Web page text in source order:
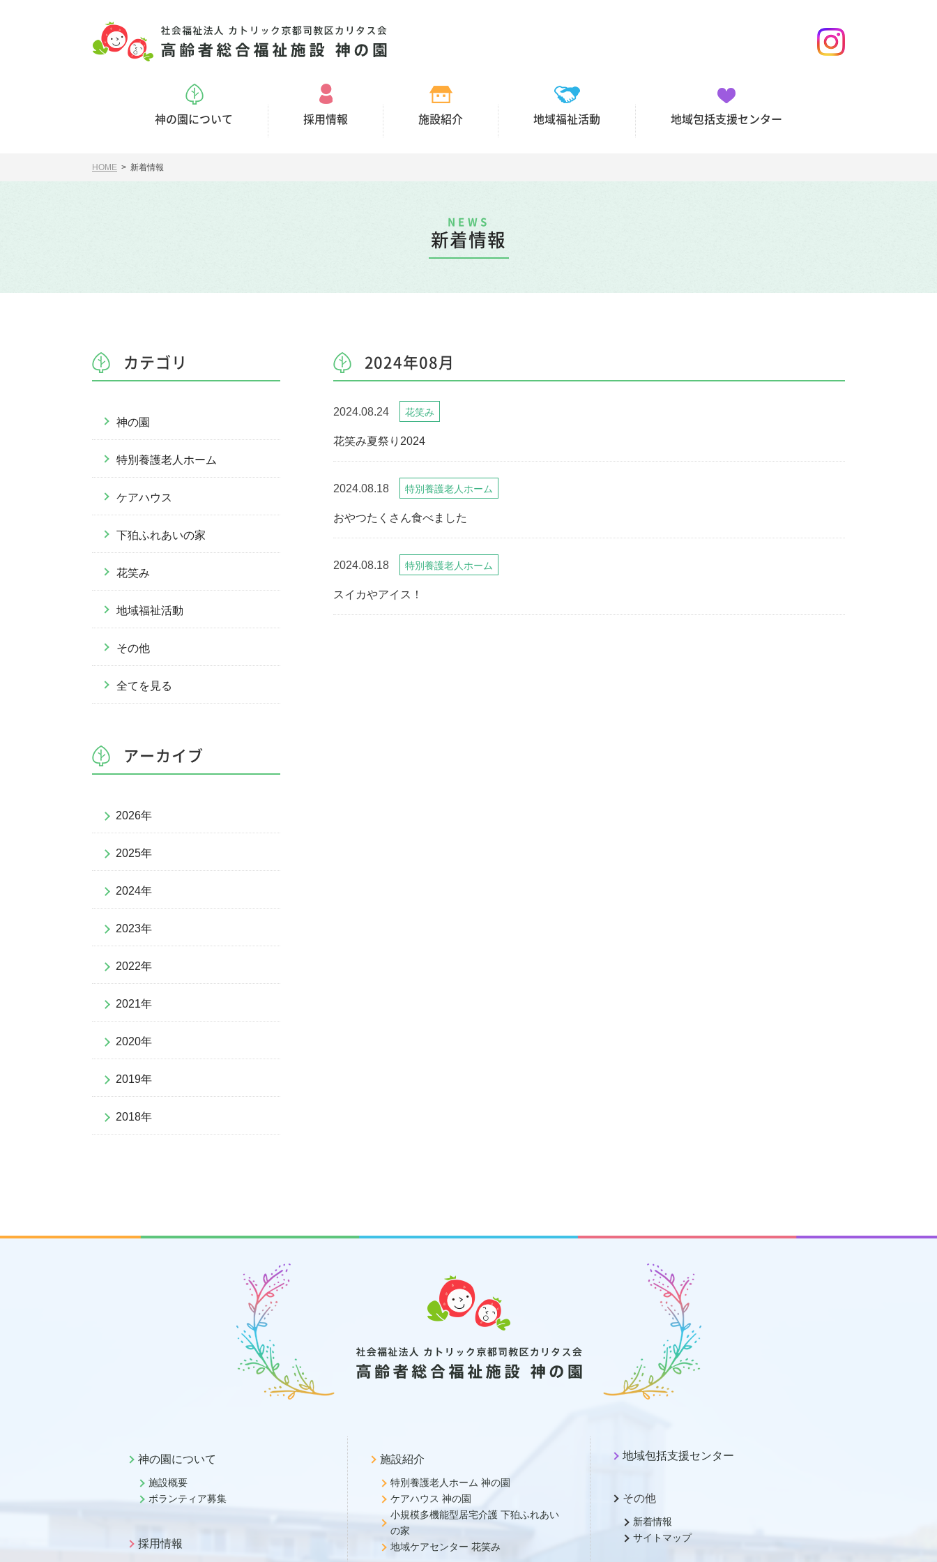
神の園について 採用情報 施設紹介 地域福祉活動 地域包括支援センター
HOME > 新着情報
NEWS
新着情報
2024年08月
2024.08.24 花笑み
花笑み夏祭り2024
2024.08.18 特別養護老人ホーム
おやつたくさん食べました
2024.08.18 特別養護老人ホーム
スイカやアイス！
カテゴリ
神の園
特別養護老人ホーム
ケアハウス
下狛ふれあいの家
花笑み
地域福祉活動
その他
全てを見る
アーカイブ
2026年
2025年
2024年
2023年
2022年
2021年
2020年
2019年
2018年
神の園について
施設概要
ボランティア募集
採用情報
施設紹介
特別養護老人ホーム 神の園
ケアハウス 神の園
小規模多機能型居宅介護 下狛ふれあい
の家
地域ケアセンター 花笑み
地域包括支援センター
その他
新着情報
サイトマップ